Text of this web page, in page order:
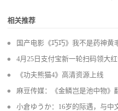
相关推荐
国产电影《巧巧》我不是药神黄
4月25日支付宝新一轮扫码领大
《功夫熊猫4》高清资源上线
麻豆传媒：《金鳞岂是池中物》
小倉ゆうか：16岁的际遇，与中